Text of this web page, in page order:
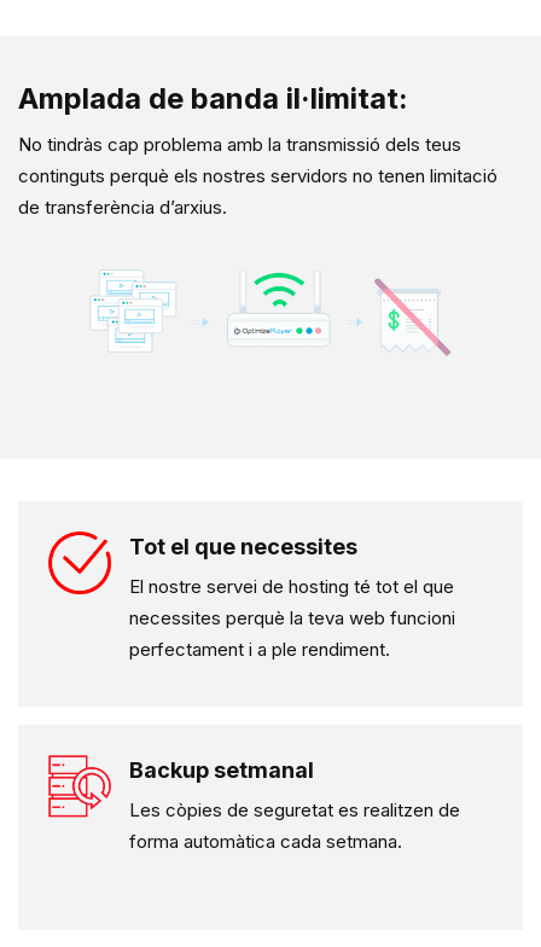
Amplada de banda il·limitat:
No tindràs cap problema amb la transmissió dels teus
continguts perquè els nostres servidors no tenen limitació
de transferència d’arxius.
Tot el que necessites
El nostre servei de hosting té tot el que
necessites perquè la teva web funcioni
perfectament i a ple rendiment.
Backup setmanal
Les còpies de seguretat es realitzen de
forma automàtica cada setmana.